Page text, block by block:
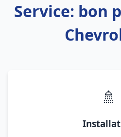
Service: bon
🚿